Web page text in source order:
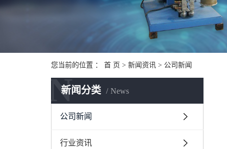
您当前的位置 ： 首 页 > 新闻资讯 > 公司新闻
新闻分类 News
N
公司新闻
行业资讯